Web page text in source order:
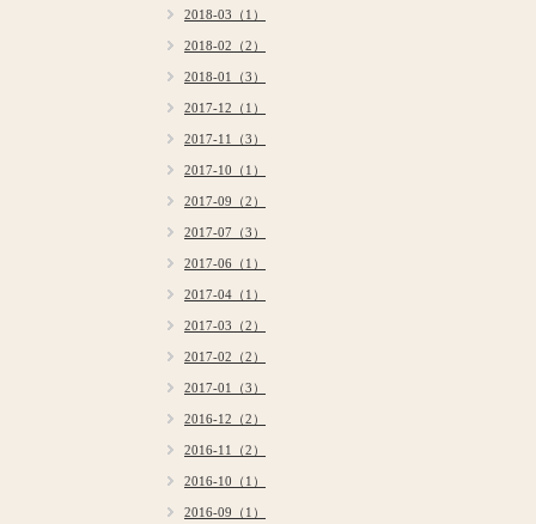
2018-03（1）
2018-02（2）
2018-01（3）
2017-12（1）
2017-11（3）
2017-10（1）
2017-09（2）
2017-07（3）
2017-06（1）
2017-04（1）
2017-03（2）
2017-02（2）
2017-01（3）
2016-12（2）
2016-11（2）
2016-10（1）
2016-09（1）